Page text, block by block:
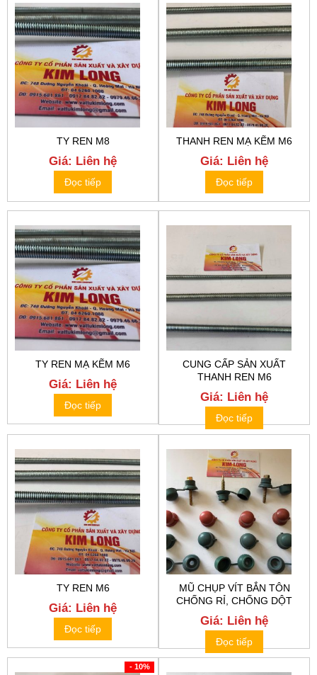
TY REN M8
Giá: Liên hệ
Đọc tiếp
THANH REN MẠ KẼM M6
Giá: Liên hệ
Đọc tiếp
TY REN MẠ KẼM M6
Giá: Liên hệ
Đọc tiếp
CUNG CẤP SẢN XUẤT
THANH REN M6
Giá: Liên hệ
Đọc tiếp
TY REN M6
Giá: Liên hệ
Đọc tiếp
MŨ CHỤP VÍT BẮN TÔN
CHỐNG RỈ, CHỐNG DỘT
Giá: Liên hệ
Đọc tiếp
- 10%